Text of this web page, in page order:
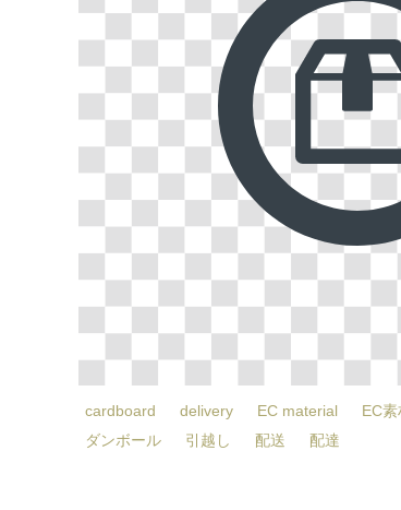
cardboard delivery EC material EC素
ダンボール
引越し 配送 配達